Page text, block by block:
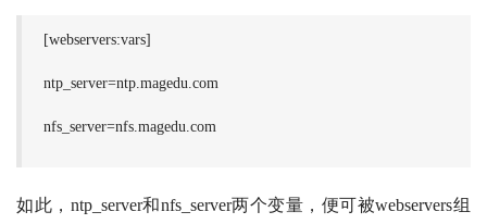
[webservers:vars]
ntp_server=ntp.magedu.com
nfs_server=nfs.magedu.com
如此，ntp_server和nfs_server两个变量，便可被webservers组